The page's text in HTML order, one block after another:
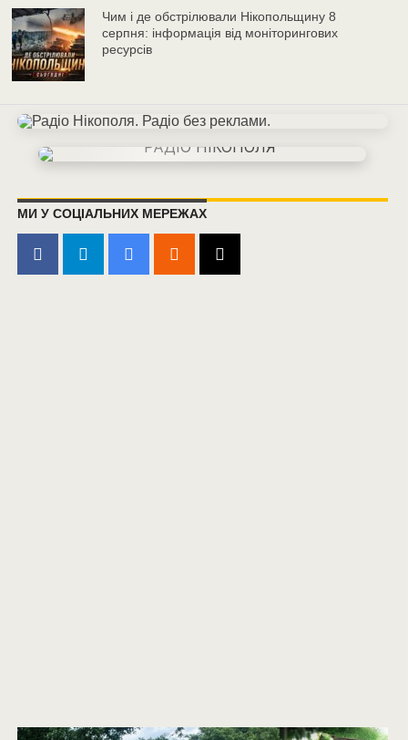
Чим і де обстрілювали Нікопольщину 8
серпня: інформація від моніторингових
ресурсів
МИ У СОЦІАЛЬНИХ МЕРЕЖАХ